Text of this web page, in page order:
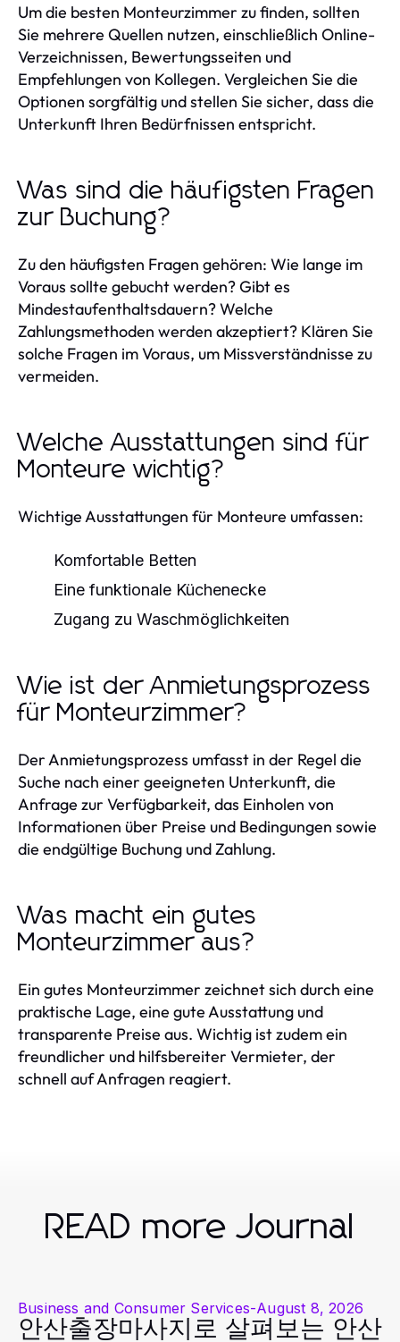
Um die besten Monteurzimmer zu finden, sollten
Sie mehrere Quellen nutzen, einschließlich Online-
Verzeichnissen, Bewertungsseiten und
Empfehlungen von Kollegen. Vergleichen Sie die
Optionen sorgfältig und stellen Sie sicher, dass die
Unterkunft Ihren Bedürfnissen entspricht.
Was sind die häufigsten Fragen
zur Buchung?
Zu den häufigsten Fragen gehören: Wie lange im
Voraus sollte gebucht werden? Gibt es
Mindestaufenthaltsdauern? Welche
Zahlungsmethoden werden akzeptiert? Klären Sie
solche Fragen im Voraus, um Missverständnisse zu
vermeiden.
Welche Ausstattungen sind für
Monteure wichtig?
Wichtige Ausstattungen für Monteure umfassen:
Komfortable Betten
Eine funktionale Küchenecke
Zugang zu Waschmöglichkeiten
Wie ist der Anmietungsprozess
für Monteurzimmer?
Der Anmietungsprozess umfasst in der Regel die
Suche nach einer geeigneten Unterkunft, die
Anfrage zur Verfügbarkeit, das Einholen von
Informationen über Preise und Bedingungen sowie
die endgültige Buchung und Zahlung.
Was macht ein gutes
Monteurzimmer aus?
Ein gutes Monteurzimmer zeichnet sich durch eine
praktische Lage, eine gute Ausstattung und
transparente Preise aus. Wichtig ist zudem ein
freundlicher und hilfsbereiter Vermieter, der
schnell auf Anfragen reagiert.
READ more Journal
Business and Consumer Services-August 8, 2026
안산출장마사지로 살펴보는 안산